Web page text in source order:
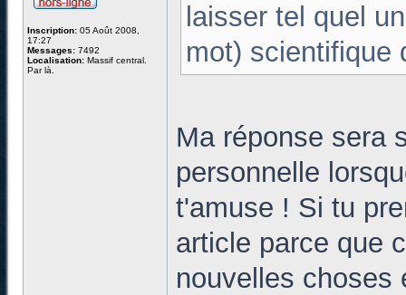
Inscription: 05 Août 2008,
17:27
Messages: 7492
Localisation: Massif central.
Par là.
laisser tel quel
mot) scientifique
Ma réponse sera
personnelle
t'amuse ! Si tu
article parce que
nouvelles choses